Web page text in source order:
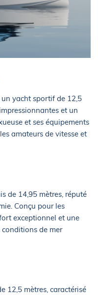
yacht sportif de 12,5
et un
et ses équipements
amateurs de vitesse et
de 14,95 mètres, réputé
Conçu pour les
exceptionnel et une
de mer
12,5 mètres, caractérisé